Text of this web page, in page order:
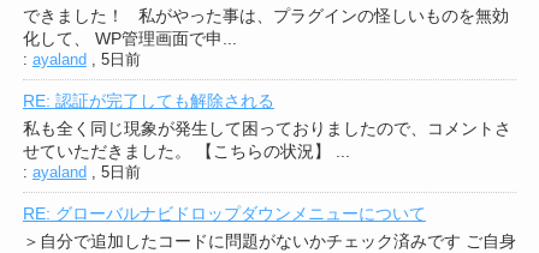
できました！ 私がやった事は、プラグインの怪しいものを無効
化して、 WP管理画面で申...
: ayaland , 5日前
RE: 認証が完了しても解除される
私も全く同じ現象が発生して困っておりましたので、コメントさ
せていただきました。 【こちらの状況】 ...
: ayaland , 5日前
RE: グローバルナビドロップダウンメニューについて
＞自分で追加したコードに問題がないかチェック済みです ご自身